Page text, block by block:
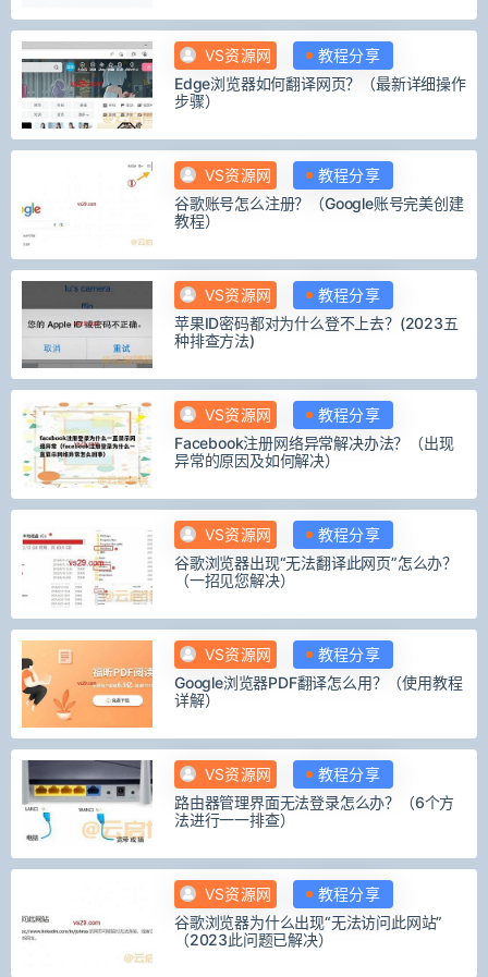
VS资源网
教程分享
Edge浏览器如何翻译网页？（最新详细操作
步骤）
VS资源网
教程分享
谷歌账号怎么注册？（Google账号完美创建
教程）
VS资源网
教程分享
苹果ID密码都对为什么登不上去？(2023五
种排查方法)
VS资源网
教程分享
Facebook注册网络异常解决办法？（出现
异常的原因及如何解决）
VS资源网
教程分享
谷歌浏览器出现“无法翻译此网页”怎么办？
（一招见您解决）
VS资源网
教程分享
Google浏览器PDF翻译怎么用？（使用教程
详解）
VS资源网
教程分享
路由器管理界面无法登录怎么办？（6个方
法进行一一排查）
VS资源网
教程分享
谷歌浏览器为什么出现“无法访问此网站”
（2023此问题已解决）